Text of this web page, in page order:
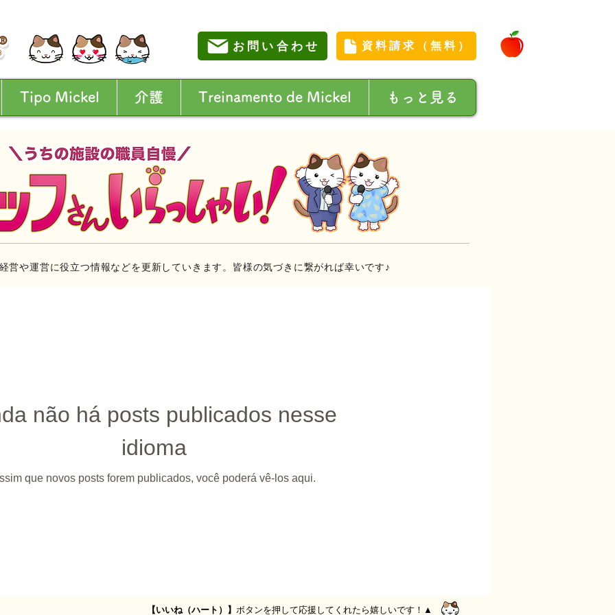
お問い合わせ 資料請求（無料）
Tipo Mickel 介護 Treinamento de Mickel もっと見る
営や運営に役立つ情報などを更新していきます。皆様の気づきに繋がれば幸いです♪
não há posts publicados nesse
idioma
que novos posts forem publicados, você poderá vê-los aqui.
【いいね（ハート）】 ボタンを押して応援してくれたら嬉しいです！▲